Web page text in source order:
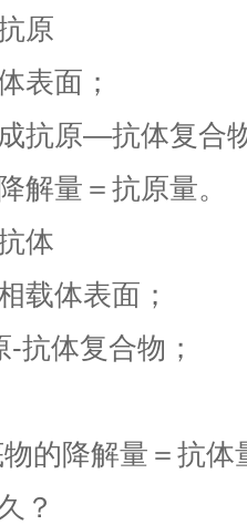
原
表面；
抗原—抗体复合
解量＝抗原量。
体
载体表面；
抗体复合物；
的降解量＝抗体
？